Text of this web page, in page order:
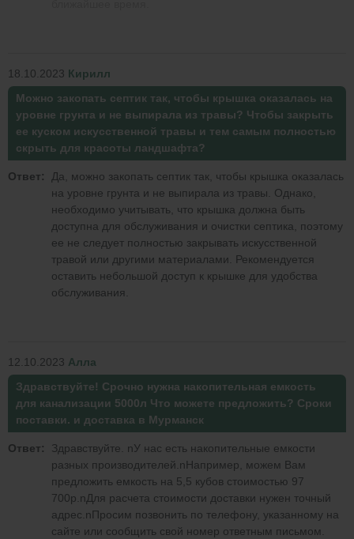
18.10.2023 Кирилл
Можно закопать септик так, чтобы крышка оказалась на
уровне грунта и не выпирала из травы? Чтобы закрыть
ее куском искусственной травы и тем самым полностью
скрыть для красоты ландшафта?
Ответ:
Да, можно закопать септик так, чтобы крышка оказалась
на уровне грунта и не выпирала из травы. Однако,
необходимо учитывать, что крышка должна быть
доступна для обслуживания и очистки септика, поэтому
ее не следует полностью закрывать искусственной
травой или другими материалами. Рекомендуется
оставить небольшой доступ к крышке для удобства
обслуживания.
12.10.2023 Алла
Здравствуйте! Срочно нужна накопительная емкость
для канализации 5000л Что можете предложить? Сроки
поставки. и доставка в Мурманск
Ответ:
Здравствуйте. nУ нас есть накопительные емкости
разных производителей.nНапример, можем Вам
предложить емкость на 5,5 кубов стоимостью 97
700р.nДля расчета стоимости доставки нужен точный
адрес.nПросим позвонить по телефону, указанному на
сайте или сообщить свой номер ответным письмом.